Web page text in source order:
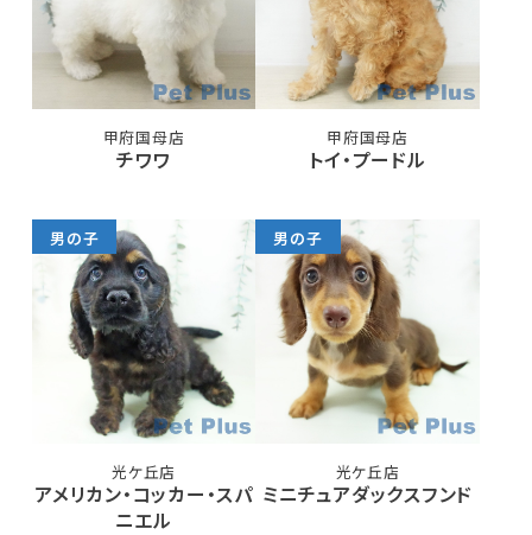
甲府国母店
チワワ
甲府国母店
トイ・プードル
男の子
光ケ丘店
アメリカン・コッカー・スパ
ニエル
男の子
光ケ丘店
ミニチュアダックスフンド